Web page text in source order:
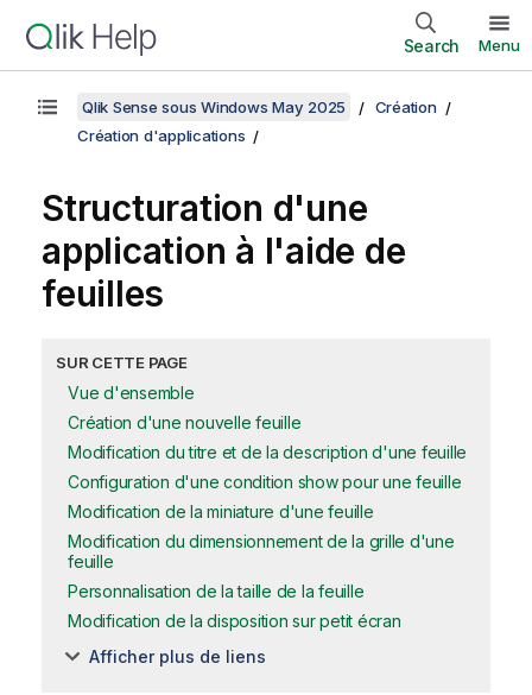
Search Menu
Qlik Sense sous Windows May 2025
Création
Création d'applications
Structuration d'une
application à l'aide de
feuilles
SUR CETTE PAGE
Vue d'ensemble
Création d'une nouvelle feuille
Modification du titre et de la description d'une feuille
Configuration d'une condition show pour une feuille
Modification de la miniature d'une feuille
Modification du dimensionnement de la grille d'une
feuille
Personnalisation de la taille de la feuille
Modification de la disposition sur petit écran
Afficher plus de liens